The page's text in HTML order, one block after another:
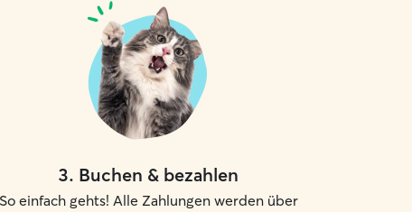
3. Buchen & bezahlen
So einfach gehts! Alle Zahlungen werden über